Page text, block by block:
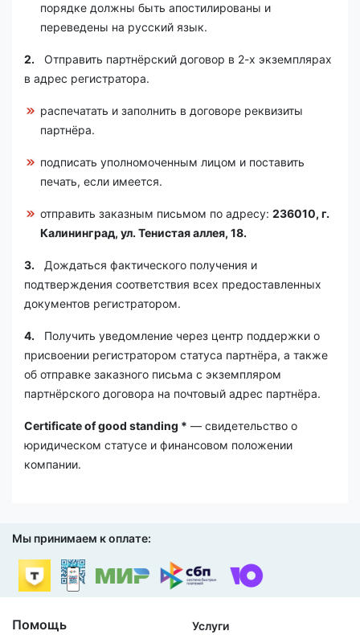
порядке должны быть апостилированы и
переведены на русский язык.
2. Отправить партнёрский договор в 2-х экземплярах
в адрес регистратора.
распечатать и заполнить в договоре реквизиты
партнёра.
подписать уполномоченным лицом и поставить
печать, если имеется.
отправить заказным письмом по адресу: 236010, г.
Калининград, ул. Тенистая аллея, 18.
3. Дождаться фактического получения и
подтверждения соответствия всех предоставленных
документов регистратором.
4. Получить уведомление через центр поддержки о
присвоении регистратором статуса партнёра, а также
об отправке заказного письма с экземпляром
партнёрского договора на почтовый адрес партнёра.
Certificateofgood standing * — свидетельство о
юридическом статусе и финансовом положении
компании.
Мы принимаем к оплате:
Помощь Услуги